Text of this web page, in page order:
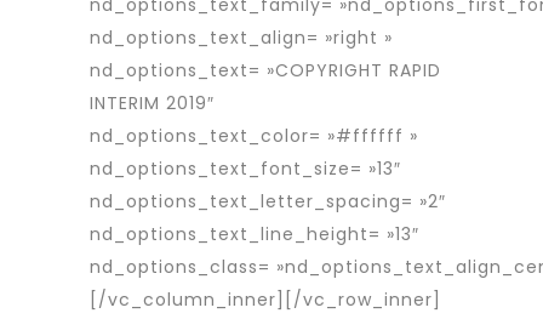
nd_options_text_family=
nd_options_text_align= »right »
nd_options_text= »COPYRIGHT RAPID
INTERIM 2019″
nd_options_text_color= »#ffffff »
nd_options_text_font_size= »13″
nd_options_text_letter_spacing= »2″
nd_options_text_line_height= »13″
nd_options_class=
[/vc_column_inner][/vc_row_inner]